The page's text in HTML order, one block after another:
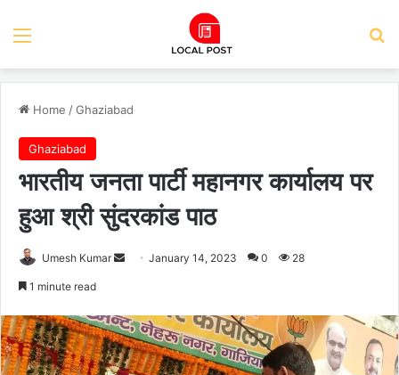
Menu
Home /Ghaziabad
Ghaziabad
भारतीय जनता पार्टी महानगर कार्यालय पर
हुआ श्री सुंदरकांड पाठ
Umesh Kumar
SendJanuary 14, 2023 0 28
1 minute read